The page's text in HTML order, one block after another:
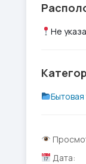
Не
Бытовая
Дата: